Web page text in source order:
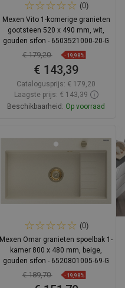
(0)
Mexen Vito 1-komerige granieten
gootsteen 520 x 490 mm, wit,
gouden sifon - 6503521000-20-G
€ 179,20 -19,98%
€ 143,39
Catalogusprijs: € 179,20
Laagste prijs: € 143,39
Beschikbaarheid: Op voorraad
favorite_border Favoriet
(0)
Mexen Omar granieten spoelbak 1-
kamer 800 x 480 mm, beige,
gouden sifon - 6520801005-69-G
€ 189,70 -19,98%